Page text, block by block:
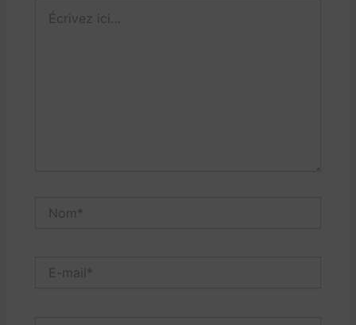
ici…
mail*